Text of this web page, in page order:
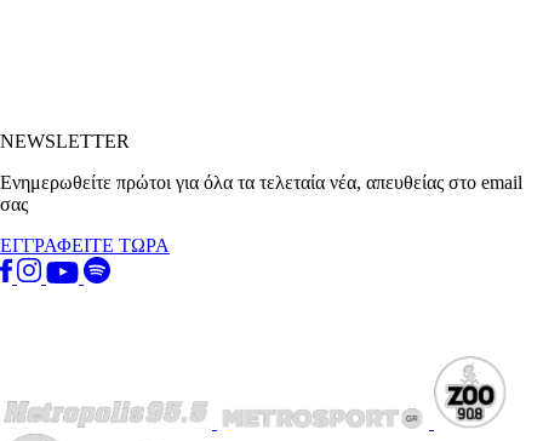
NEWSLETTER
Ενημερωθείτε πρώτοι για όλα τα τελεταία νέα, απευθείας στο email
σας
ΕΓΓΡΑΦΕΙΤΕ ΤΩΡΑ